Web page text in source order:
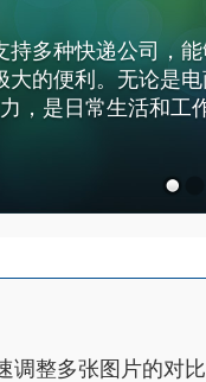
多种快递公司，
的便利。无论是
是日常生活和工
调整多张图片的对